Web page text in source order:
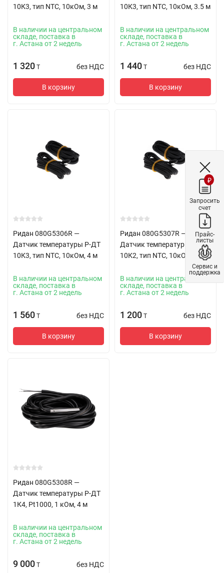
10К3, тип NTC, 10кОм, 3 м
В наличии на центральном
складе, поставка в
г. Астана от 2 недель
1 320 T без НДС
В корзину
10К3, тип NTC, 10кОм, 3.5 м
В наличии на центральном
складе, поставка в
г. Астана от 2 недель
1 440 T без НДС
В корзину
Ридан 080G5306R —
Датчик температуры Р-ДТ
10К3, тип NTC, 10кОм, 4 м
В наличии на центральном
складе, поставка в
г. Астана от 2 недель
1 560 T без НДС
В корзину
Ридан 080G5307R —
Датчик температуры Р-ДТ
10К2, тип NTC, 10кОм, 2 м
В наличии на центральном
складе, поставка в
г. Астана от 2 недель
1 200 T без НДС
В корзину
Ридан 080G5308R —
Датчик температуры Р-ДТ
1К4, Pt1000, 1 кОм, 4 м
В наличии на центральном
складе, поставка в
г. Астана от 2 недель
9 000 T без НДС
₽
Запросить
счет
Прайс-
листы
Сервис и
поддержка